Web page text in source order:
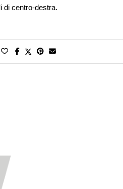
di centro-destra.